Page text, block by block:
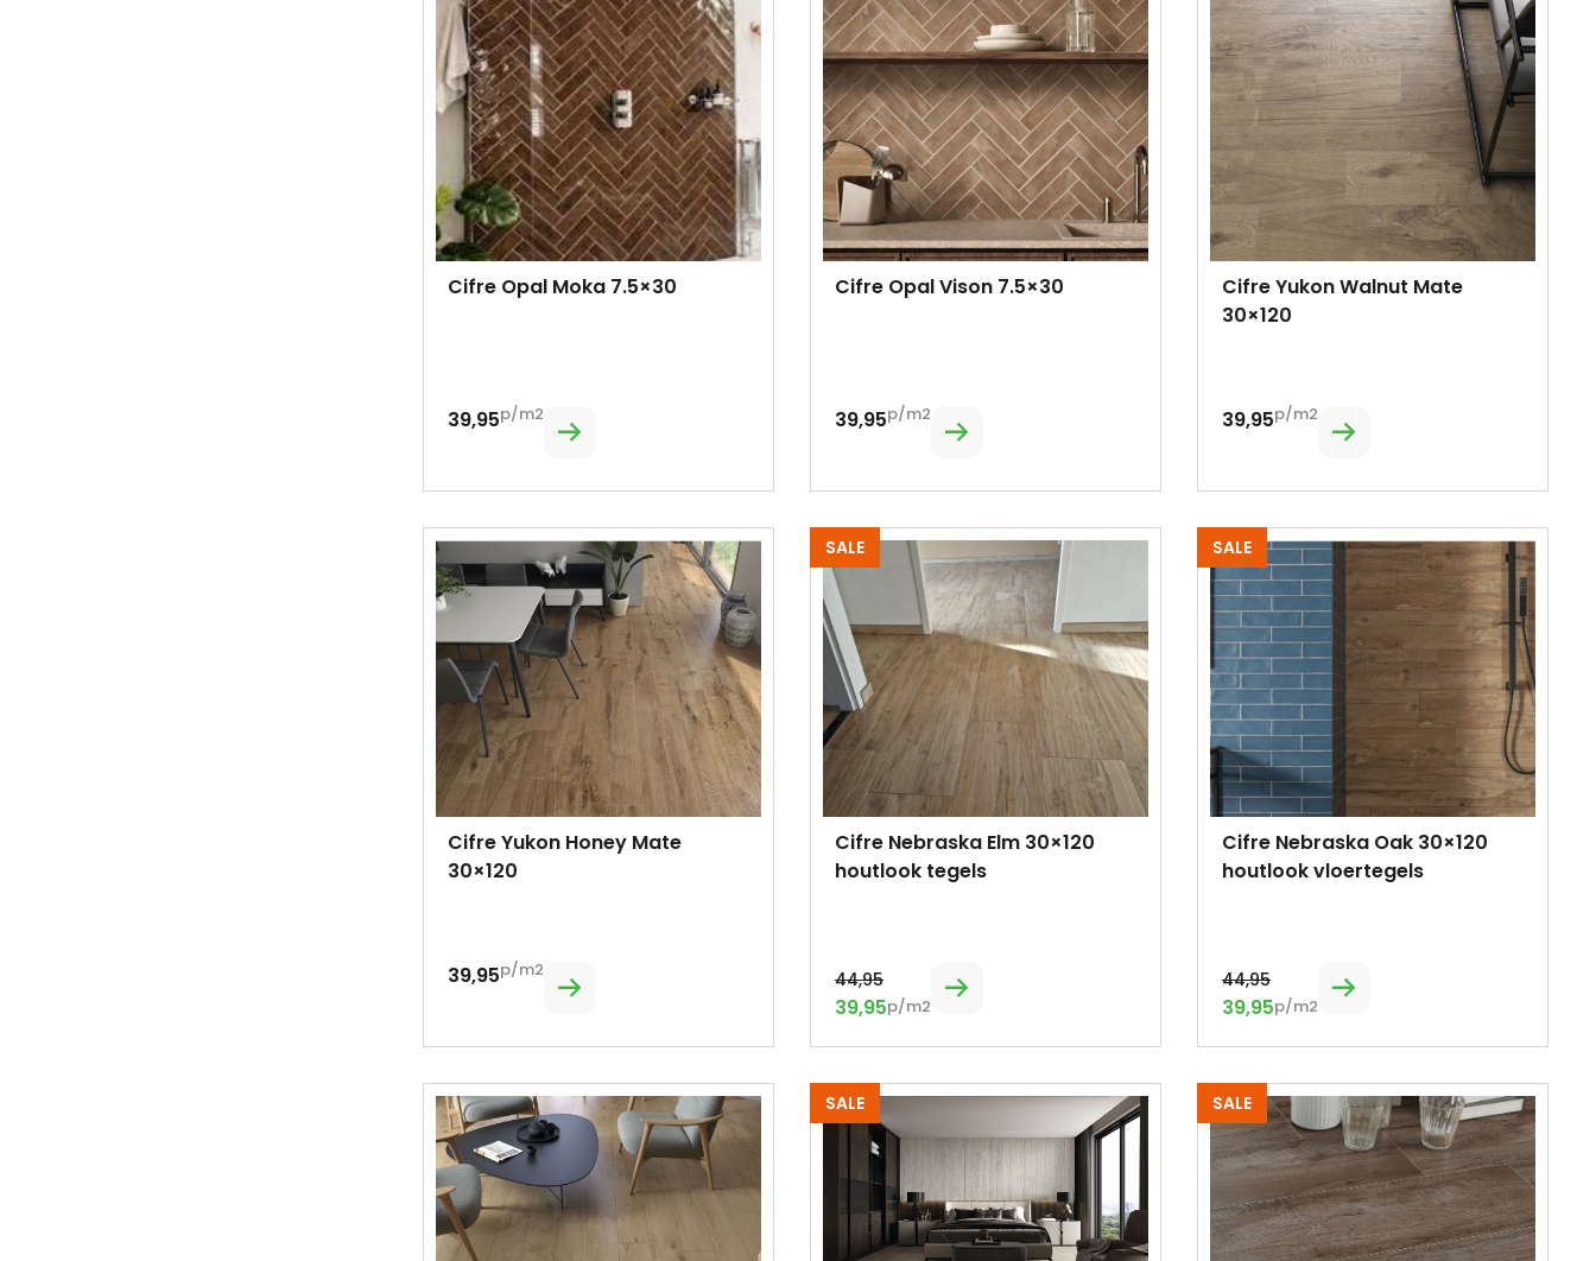
Cifre Opal Moka 7.5×30
39,95p/m2
Cifre Opal Vison 7.5×30
39,95p/m2
Cifre Yukon Walnut Mate
30×120
39,95p/m2
Cifre Yukon Honey Mate
30×120
39,95p/m2
SALE
Cifre Nebraska Elm 30×120
houtlook tegels
44,95
39,95p/m2
SALE
Cifre Nebraska Oak 30×120
houtlook vloertegels
44,95
39,95p/m2
SALE SALE